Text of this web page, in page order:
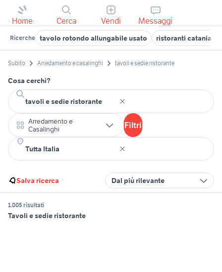
Home Cerca Vendi Messaggi
Ricerche tavolo rotondo allungabile usato ristoranti catania
Subito Arredamento e casalinghi tavoli e sedie ristorante
Cosa cerchi?
Arredamento e
Casalinghi
Filtri
Salva ricerca Dal più rilevante
1.005 risultati
Tavoli e sedie ristorante